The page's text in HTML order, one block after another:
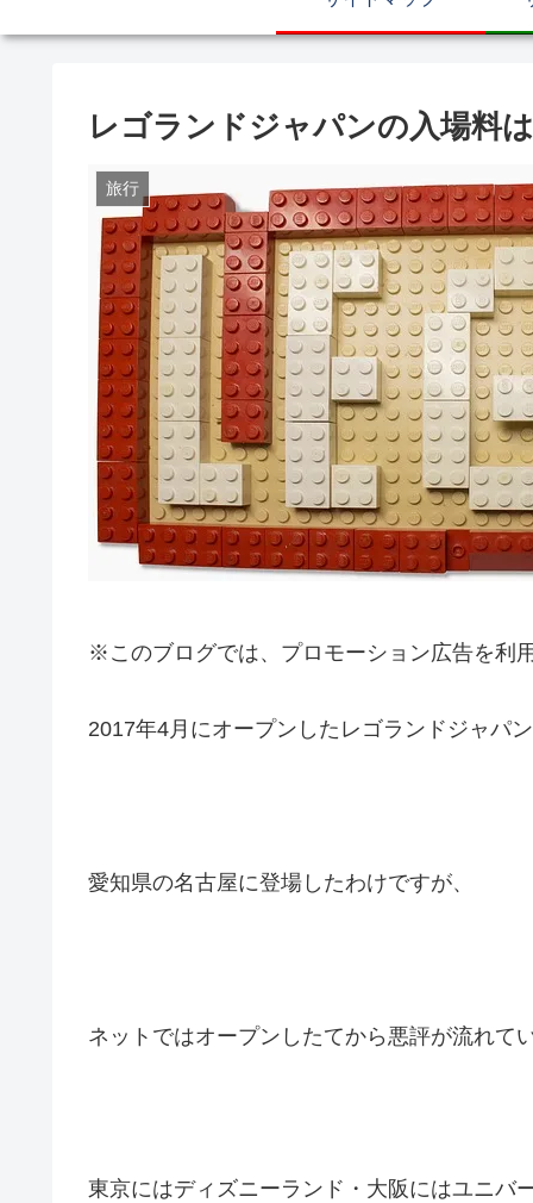
レゴランドジャパンの入場料
旅行
※このブログでは、プロモーション広告を利
2017年4月にオープンしたレゴランドジャパン
愛知県の名古屋に登場したわけですが、
ネットではオープンしたてから悪評が流れて
東京にはディズニーランド・大阪にはユニバ